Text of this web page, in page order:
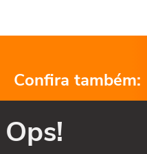
Confira também:
Ops!